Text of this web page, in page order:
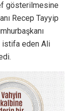
gösterilmesine
Recep Tayyip
istifa eden Ali